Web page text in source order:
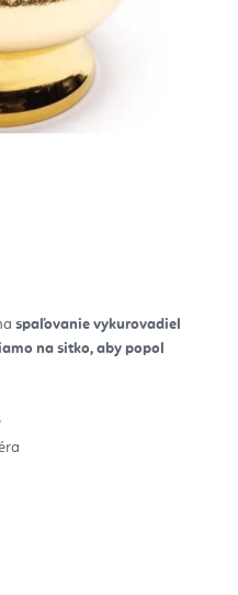
spaľovanie vykurovadiel
na sitko, aby popol